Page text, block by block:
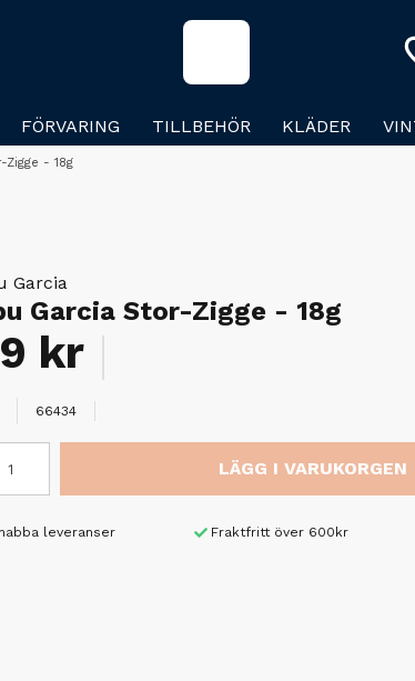
FÖRVARING TILLBEHÖR KLÄDER
- 18g
Garcia
Garcia Stor-Zigge - 18g
kr
66434
LÄGG I VARUKORGEN
leveranser Fraktfritt över 600kr